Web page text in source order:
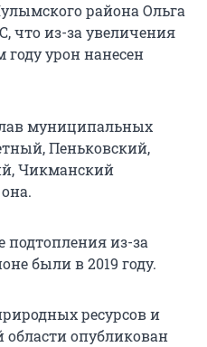
района Ольга
что из-за увеличения
урон нанесен
муниципальных
Пеньковский,
Чикманский
подтопления из-за
были в 2019 году.
ресурсов и
области опубликован